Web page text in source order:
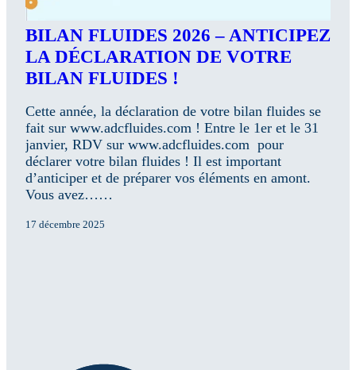
BILAN FLUIDES 2026 – ANTICIPEZ
LA DÉCLARATION DE VOTRE
BILAN FLUIDES !
Cette année, la déclaration de votre bilan fluides se
fait sur www.adcfluides.com ! Entre le 1er et le 31
janvier, RDV sur www.adcfluides.com pour
déclarer votre bilan fluides ! Il est important
d’anticiper et de préparer vos éléments en amont.
Vous avez……
17 décembre 2025